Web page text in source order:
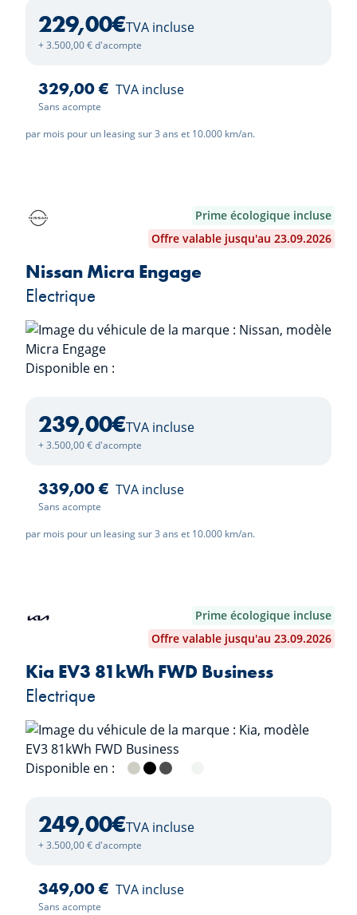
229,00€TVA incluse
+ 3.500,00 € d'acompte
329,00 € TVA incluse
Sans acompte
par mois pour un leasing sur 3 ans et 10.000 km/an.
Prime écologique incluse
Offre valable jusqu'au 23.09.2026
Nissan Micra Engage
Electrique
Disponible en :
239,00€TVA incluse
+ 3.500,00 € d'acompte
339,00 € TVA incluse
Sans acompte
par mois pour un leasing sur 3 ans et 10.000 km/an.
Prime écologique incluse
Offre valable jusqu'au 23.09.2026
Kia EV3 81kWh FWD Business
Electrique
Disponible en : Ivory Silver
Aurora Black
Shale Grey
249,00€TVA incluse
+ 3.500,00 € d'acompte
349,00 € TVA incluse
Sans acompte